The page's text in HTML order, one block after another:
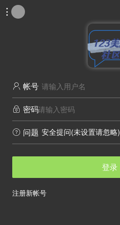

 帐号
 密码
 问题 安全提问(未设置请忽略)
登录
注册新帐号